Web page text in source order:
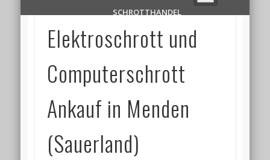
SCHROTTHANDEL
Elektroschrott und
Computerschrott
Ankauf in Menden
(Sauerland)